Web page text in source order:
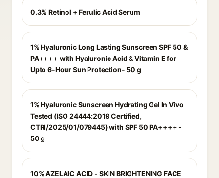
0.3% Retinol + Ferulic Acid Serum
1% Hyaluronic Long Lasting Sunscreen SPF 50 &
PA++++ with Hyaluronic Acid & Vitamin E for
Upto 6-Hour Sun Protection- 50 g
1% Hyaluronic Sunscreen Hydrating Gel In Vivo
Tested (ISO 24444:2019 Certified,
CTRI/2025/01/079445) with SPF 50 PA++++ -
50 g
10% AZELAIC ACID - SKIN BRIGHTENING FACE